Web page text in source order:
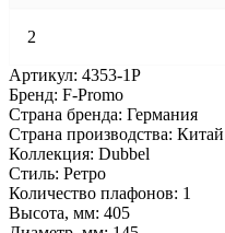
2
Артикул: 4353-1P
Бренд: F-Promo
Страна бренда: Германия
Страна производства: Китай
Коллекция: Dubbel
Стиль: Ретро
Количество плафонов: 1
Высота, мм: 405